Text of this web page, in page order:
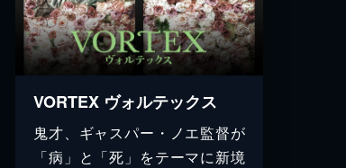
VORTEX ヴォルテックス
鬼才、ギャスパー・ノエ監督が
「病」と「死」をテーマに新境